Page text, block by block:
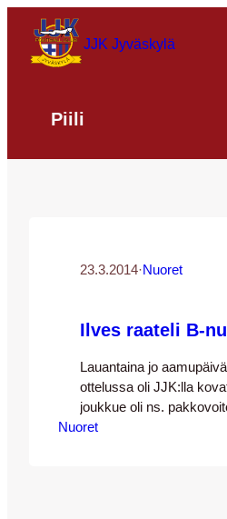
sisältöön
JJK Jyväskylä
Piili
23.3.2014·Nuoret
Ilves raateli B-
Lauantaina jo
ottelussa oli JJK:lla
joukkue oli ns.
Tavoitteena oli päästä
Nuoret